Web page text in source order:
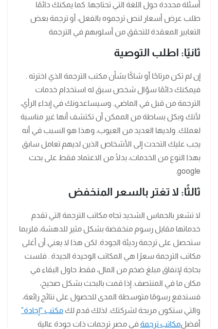
أسئلة محددة حول اللغة التي تحتاجها. كما يمكنك دائمًا
طلب عرض أسعار لنص ترجموه بالفعل، أو ترجمة بعض
التعابير المعقدة للتحقق من أسلوبهم في الترجمة
ثانيًا: اطلب التوصية
إن لم تكن مرتاحًا أو شاكًا بشأن مكتب الترجمة الذي اخترته .
فيمكنك دائمًا سؤال شخص سبق له استخدام خدمات
الترجمة من قبل في الماضي. وسيساعدونك في إبداء الرأي،
لأنك وبكل بساطة من الممكن أن تكتشف أنها غير مناسبة
لعملك. ولديها العديد من العيوب، وهذا هو السبب في أنه
يجب عليك التحدث إلى الأشخاص الذين لديهم تعامل سابق
بهذا النوع من الخدمات، بدلًا من الاعتماد فقط على بحث
google.
ثالثًا: لا تغتر بالسعر المنخفض
لا تشعر بالحماس الشديد تجاه مكاتب الترجمة التي تقدم
خدماتها مقابل رسوم منخفضة بشكل مثير للدهشة، فلربما
ستحصل على ترجمة رديئة الجودة. لكن هذا لا يعني أن أغلى
مكاتب الترجمة سعرًا هي المكاتب الوحيدة الجيدة . فلست
بحاجة لإنفاق مبلغ ضخم من المال، فقط حاول البقاء في
مكان ما في المنتصف. إذا قمت بالبحث بشكل صحيح،
فستدفع رسومًا متوسطة المدى للحصول على نتائج رائعة،
والتي ستكون مربحة لشركتك. لذلك قدم لك مكتب “إجادة”
أفضلمكاتب ترجمة في مصر ترجمات ذات جودة عالية